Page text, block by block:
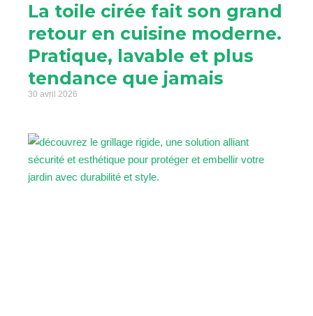
La toile cirée fait son grand
retour en cuisine moderne.
Pratique, lavable et plus
tendance que jamais
30 avril 2026